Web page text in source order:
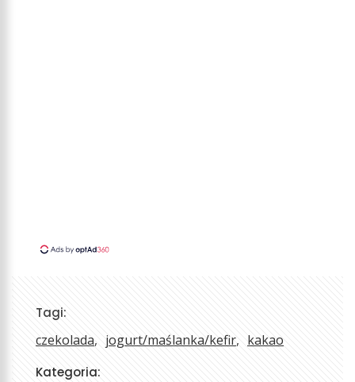
Tagi:
czekolada jogurt/maślanka/kefir kakao
Kategoria: